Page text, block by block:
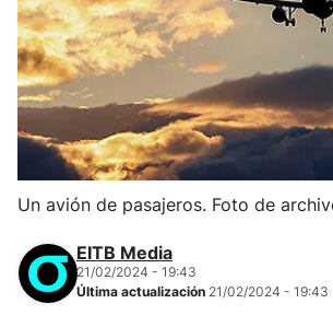
Un avión de pasajeros. Foto de
EITB Media
21/02/2024 - 19:43
Última actualización 21/02/2024 - 19:43